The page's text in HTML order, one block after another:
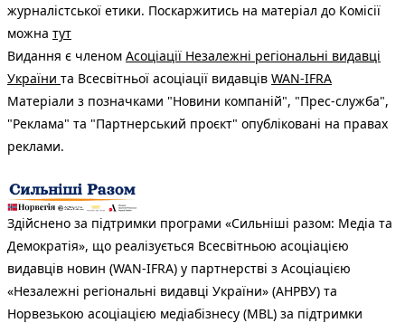
журналістської етики. Поскаржитись на матеріал до Комісії
можна тут
Видання є членом Асоціації Незалежні регіональні видавці
України та Всесвітньої асоціації видавців WAN-IFRA
Матеріали з позначками "Новини компаній", "Прес-служба",
"Реклама" та "Партнерський проєкт" опубліковані на правах
реклами.
Здійснено за підтримки програми «Сильніші разом: Медіа та
Демократія», що реалізується Всесвітньою асоціацією
видавців новин (WAN-IFRA) у партнерстві з Асоціацією
«Незалежні регіональні видавці України» (АНРВУ) та
Норвезькою асоціацією медіабізнесу (MBL) за підтримки